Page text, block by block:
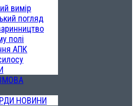
вимір
погляд
полі
АПК
НОВИНИ